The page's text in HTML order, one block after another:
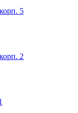
5
2